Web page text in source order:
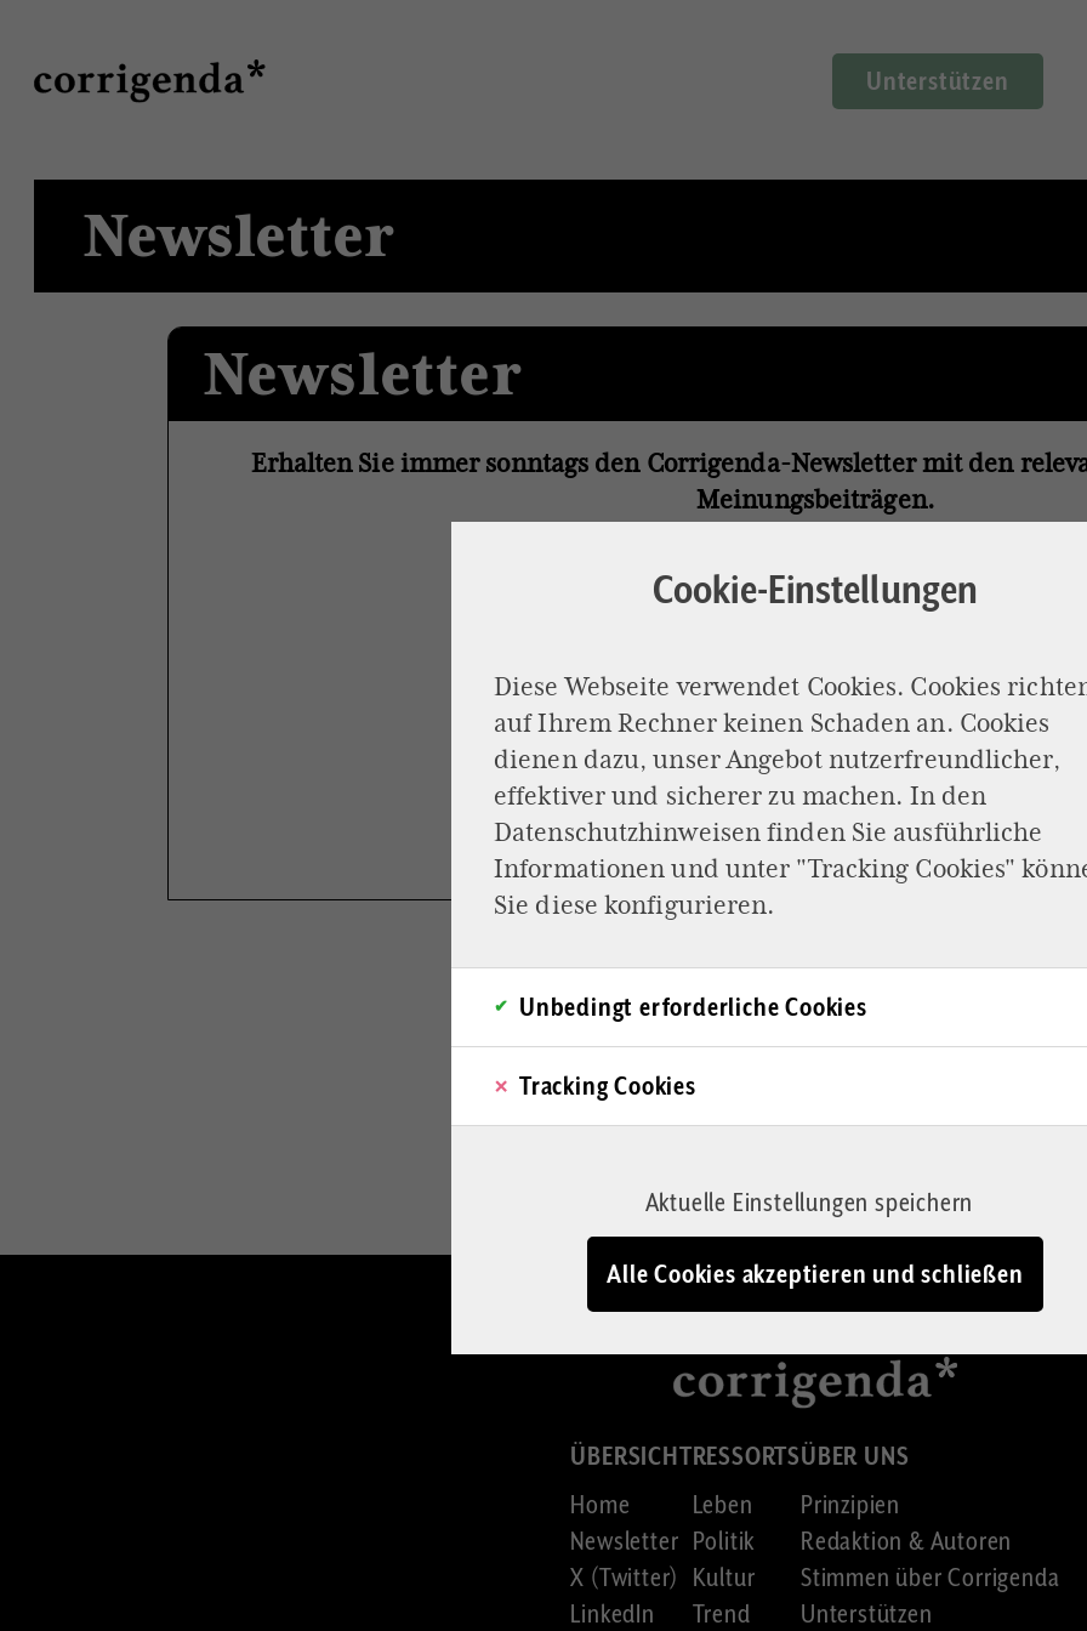
Inhalt
Unterstützen
Newsletter
Newsletter
Erhalten Sie immer sonntags den Corrigenda-Newsletter mit den
Meinungsbeiträgen.
ÜBERSICHT
Home
Newsletter
X (Twitter)
LinkedIn
RESSORTS
Leben
Politik
Kultur
Trend
ÜBER UNS
Prinzipien
Redaktion & Autoren
Stimmen über Corrigenda
Unterstützen
Cookie-Einstellungen
Diese Webseite verwendet Cookies. Cookies
auf Ihrem Rechner keinen Schaden an. Cookies
dienen dazu, unser Angebot nutzerfreundlicher,
effektiver und sicherer zu machen. In den
Datenschutzhinweisen finden Sie ausführliche
Informationen und unter "Tracking Cookies"
Sie diese konfigurieren.
Unbedingt erforderliche Cookies
Tracking Cookies
Aktuelle Einstellungen speichern
Alle Cookies akzeptieren und schließen